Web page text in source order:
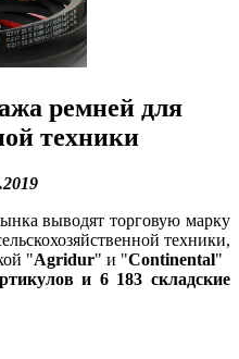
ремней для
техники
выводят торговую марку
техники,
"Agridur" и "Continental"
и 6 183 складские